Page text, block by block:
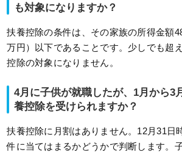
も対象になりますか？
扶養控除の条件は、その家族の所得金額
万円）以下であることです。少しでも超
控除の対象になりません。
4月に子供が就職したが、1月から3
養控除を受けられますか？
扶養控除に月割はありません。12月31日
件に当てはまるかどうかで判断します。